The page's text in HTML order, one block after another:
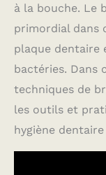
à la bouche. Le
primordial dans
plaque dentaire
bactéries. Dans
techniques de
les outils et
hygiène